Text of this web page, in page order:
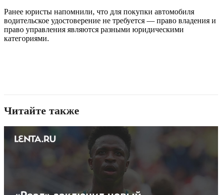
Ранее юристы напомнили, что для покупки автомобиля
водительское удостоверение не требуется — право владения и
право управления являются разными юридическими
категориями.
Читайте также